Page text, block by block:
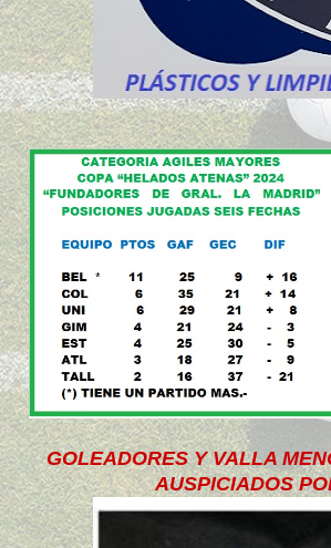
GOLEADORES Y VALLA
AUSPICIADOS